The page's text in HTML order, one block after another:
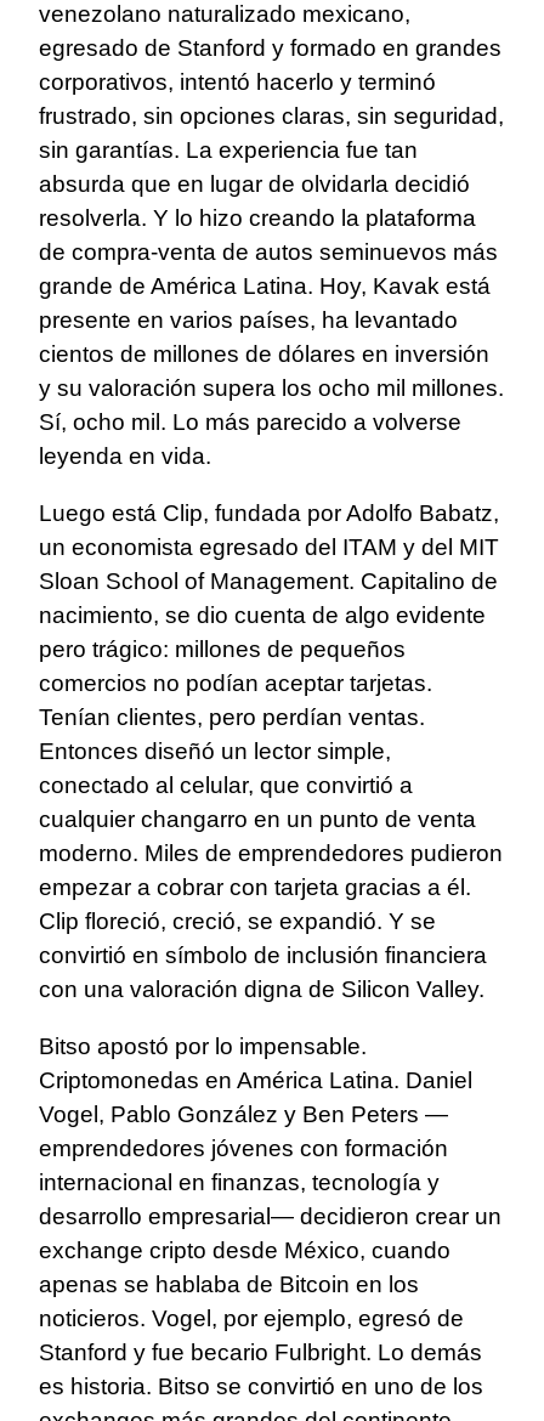
venezolano naturalizado mexicano,
egresado de Stanford y formado en grandes
corporativos, intentó hacerlo y terminó
frustrado, sin opciones claras, sin seguridad,
sin garantías. La experiencia fue tan
absurda que en lugar de olvidarla decidió
resolverla. Y lo hizo creando la plataforma
de compra-venta de autos seminuevos más
grande de América Latina. Hoy, Kavak está
presente en varios países, ha levantado
cientos de millones de dólares en inversión
y su valoración supera los ocho mil millones.
Sí, ocho mil. Lo más parecido a volverse
leyenda en vida.
Luego está Clip, fundada por Adolfo Babatz,
un economista egresado del ITAM y del MIT
Sloan School of Management. Capitalino de
nacimiento, se dio cuenta de algo evidente
pero trágico: millones de pequeños
comercios no podían aceptar tarjetas.
Tenían clientes, pero perdían ventas.
Entonces diseñó un lector simple,
conectado al celular, que convirtió a
cualquier changarro en un punto de venta
moderno. Miles de emprendedores pudieron
empezar a cobrar con tarjeta gracias a él.
Clip floreció, creció, se expandió. Y se
convirtió en símbolo de inclusión financiera
con una valoración digna de Silicon Valley.
Bitso apostó por lo impensable.
Criptomonedas en América Latina. Daniel
Vogel, Pablo González y Ben Peters —
emprendedores jóvenes con formación
internacional en finanzas, tecnología y
desarrollo empresarial— decidieron crear un
exchange cripto desde México, cuando
apenas se hablaba de Bitcoin en los
noticieros. Vogel, por ejemplo, egresó de
Stanford y fue becario Fulbright. Lo demás
es historia. Bitso se convirtió en uno de los